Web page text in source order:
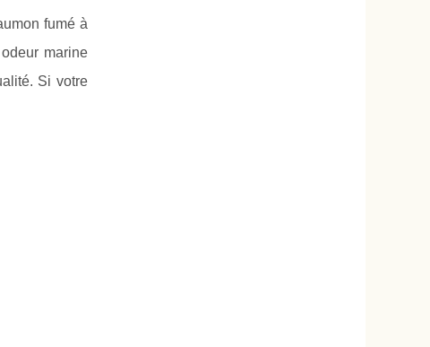
fumé à
marine
Si votre